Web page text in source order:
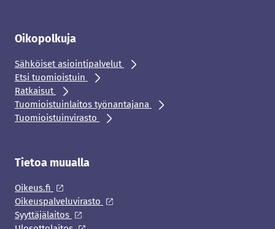
Oikopolkuja
Sähköiset asiointipalvelut
Etsi tuomioistuin
Ratkaisut
Tuomioistuinlaitos työnantajana
Tuomioistuinvirasto
Tietoa muualla
Oikeus.fi
Oikeuspalveluvirasto
Syyttäjälaitos